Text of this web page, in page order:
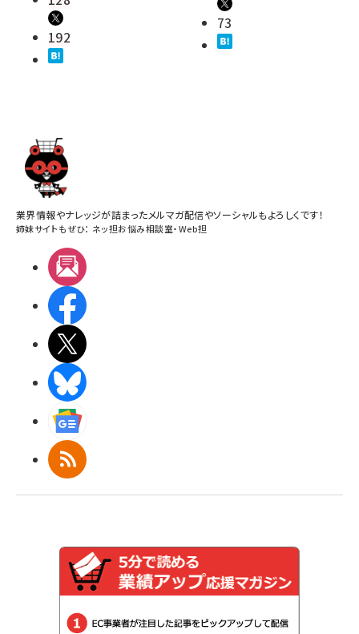
192
73
業界情報やナレッジが詰まったメルマガ配信やソーシャルもよろしくです！
姉妹サイトもぜひ： ネッ担お悩み相談室・Web担
RSS